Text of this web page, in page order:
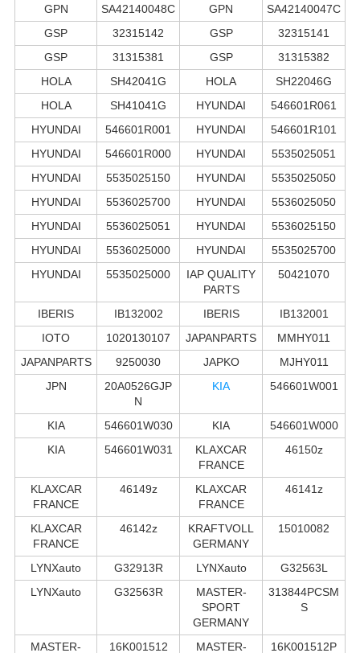
GPN SA42140048C GPN
SA42140047C
GSP
32315142 GSP
32315141
GSP
31315381 GSP
31315382
HOLA
SH42041G HOLA
SH22046G
HOLA
SH41041G HYUNDAI
546601R061
HYUNDAI
546601R001 HYUNDAI
546601R101
HYUNDAI
546601R000 HYUNDAI
5535025051
HYUNDAI
5535025150 HYUNDAI
5535025050
HYUNDAI
5536025700 HYUNDAI
5536025050
HYUNDAI
5536025051 HYUNDAI
5536025150
HYUNDAI
5536025000 HYUNDAI
5535025700
HYUNDAI
5535025000
IAP QUALITY
PARTS
50421070
IBERIS IB132002 IBERIS
IB132001
IOTO
1020130107 JAPANPARTS
MMHY011
JAPANPARTS
9250030 JAPKO
MJHY011
JPN
20A0526GJP
N
KIA 546601W001
KIA 546601W030 KIA
546601W000
KIA
546601W031
KLAXCAR
FRANCE
46150z
KLAXCAR
FRANCE
46149z
KLAXCAR
FRANCE
46141z
KLAXCAR
FRANCE
46142z
KRAFTVOLL
GERMANY
15010082
LYNXauto G32913R LYNXauto
G32563L
LYNXauto
G32563R
MASTER-
SPORT
GERMANY
313844PCSM
S
MASTER-
16K001512
MASTER-
16K001512P